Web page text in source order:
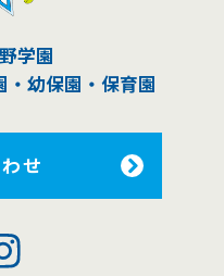
学園
・幼保園・保育園
せ